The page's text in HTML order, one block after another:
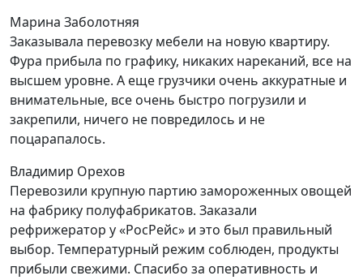
Марина Заболотняя
Заказывала перевозку мебели на новую квартиру.
Фура прибыла по графику, никаких нареканий, все на
высшем уровне. А еще грузчики очень аккуратные и
внимательные, все очень быстро погрузили и
закрепили, ничего не повредилось и не
поцарапалось.
Владимир Орехов
Перевозили крупную партию замороженных овощей
на фабрику полуфабрикатов. Заказали
рефрижератор у «РосРейс» и это был правильный
выбор. Температурный режим соблюден, продукты
прибыли свежими. Спасибо за оперативность и